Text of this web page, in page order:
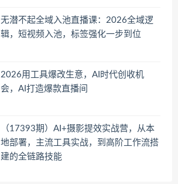
无潜不起全域入池直播课：2026全域逻
辑，短视频入池，标签强化一步到位
2026用工具爆改生意，AI时代创收机
会，AI打造爆款直播间
（17393期）AI+摄影提效实战营，从本
地部署，主流工具实战，到高阶工作流搭
建的全链路技能